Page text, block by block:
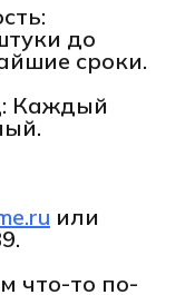
до
сроки.
Каждый
или
что-то по-